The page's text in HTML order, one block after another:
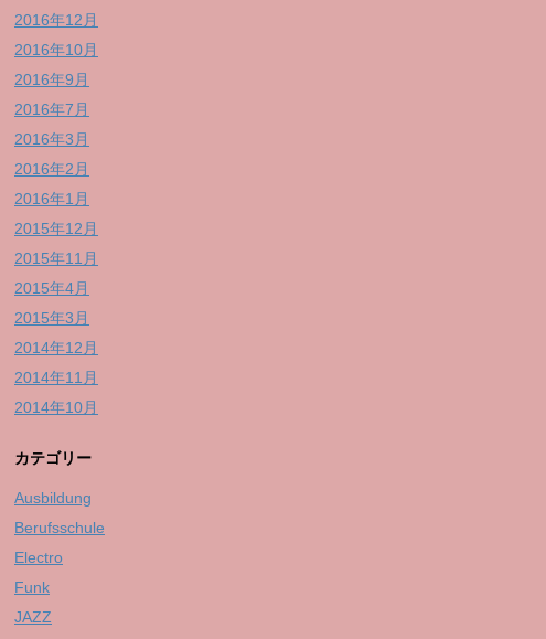
2016年12月
2016年10月
2016年9月
2016年7月
2016年3月
2016年2月
2016年1月
2015年12月
2015年11月
2015年4月
2015年3月
2014年12月
2014年11月
2014年10月
カテゴリー
Ausbildung
Berufsschule
Electro
Funk
JAZZ